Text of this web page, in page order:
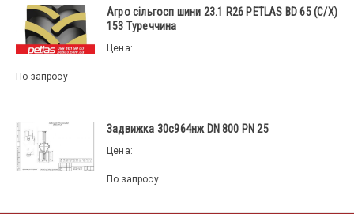
Агро сільгосп шини 23.1 R26 PETLAS BD 65 (С/Х)
153 Туреччина
Цена:
По запросу
Задвижка 30с964нж DN 800 PN 25
Цена:
По запросу